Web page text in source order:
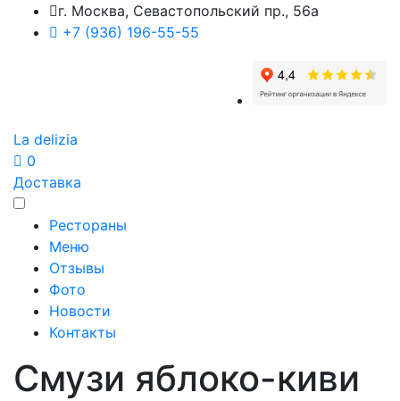
г. Москва, Севастопольский пр., 56а
+7 (936) 196-55-55
La delizia
0
Доставка
Рестораны
Меню
Отзывы
Фото
Новости
Контакты
Смузи яблоко-киви